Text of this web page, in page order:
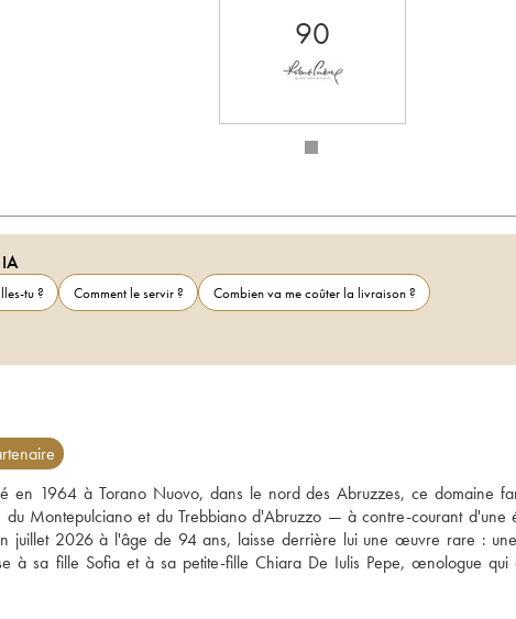
90
tu ? Comment le servir ?
Combien va me coûter la livraison ?
en 1964 à Torano Nuovo, dans le nord des Abruzzes, ce domaine
Montepulciano et du Trebbiano d'Abruzzo — à contre-courant d'une
juillet 2026 à l'âge de 94 ans, laisse derrière lui une œuvre rare :
à sa fille Sofia et à sa petite-fille Chiara De Iulis Pepe, œnologue qui